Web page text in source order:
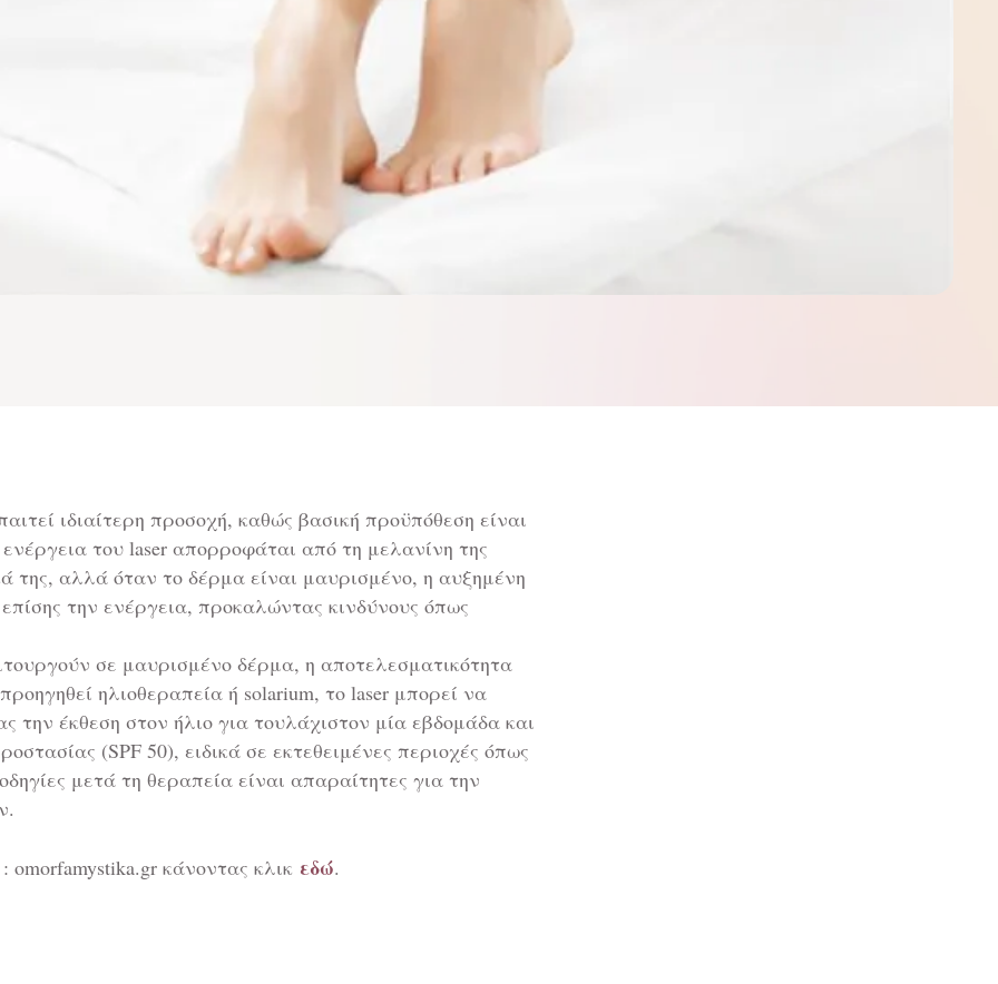
ιδιαίτερη προσοχή, καθώς βασική προϋπόθεση είναι
του laser απορροφάται από τη μελανίνη της
της, αλλά όταν το δέρμα είναι μαυρισμένο, η αυξημένη
την ενέργεια, προκαλώντας κινδύνους όπως
σε μαυρισμένο δέρμα, η αποτελεσματικότητα
ηλιοθεραπεία ή solarium, το laser μπορεί να
έκθεση στον ήλιο για τουλάχιστον μία εβδομάδα και
(SPF 50), ειδικά σε εκτεθειμένες περιοχές όπως
μετά τη θεραπεία είναι απαραίτητες για την
κάνοντας κλικ εδώ.